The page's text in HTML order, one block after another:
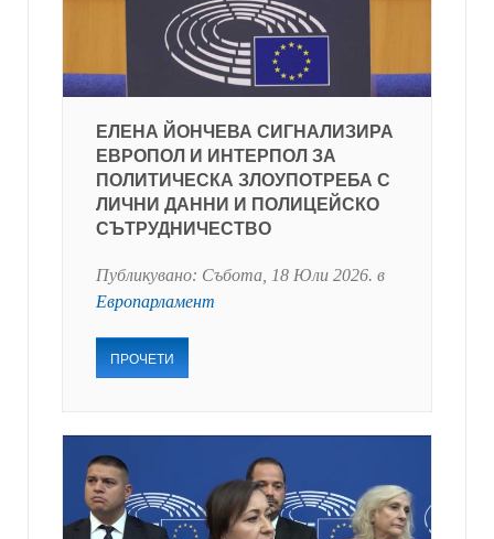
ЕЛЕНА ЙОНЧЕВА СИГНАЛИЗИРА
ЕВРОПОЛ И ИНТЕРПОЛ ЗА
ПОЛИТИЧЕСКА ЗЛОУПОТРЕБА С
ЛИЧНИ ДАННИ И ПОЛИЦЕЙСКО
СЪТРУДНИЧЕСТВО
Публикувано: Събота, 18 Юли 2026. в
Европарламент
ПРОЧЕТИ